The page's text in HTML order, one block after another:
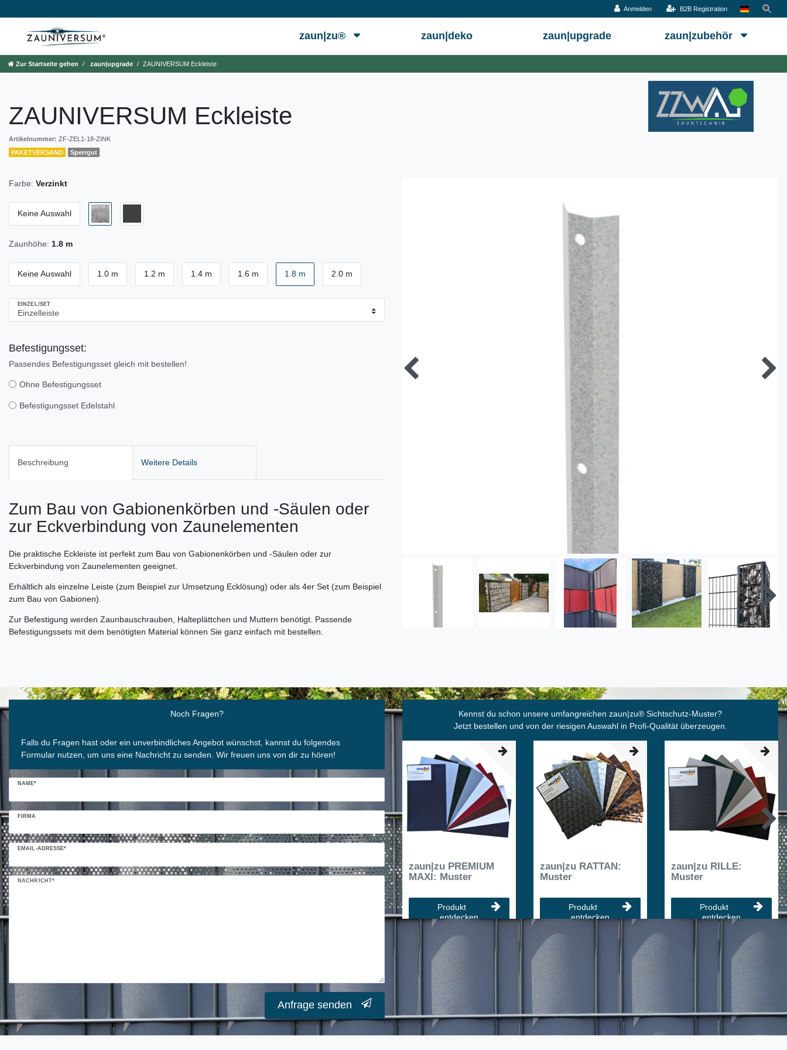
Anmelden B2B Registration
zaun|zu® zaun|deko zaun|upgrade zaun|zubehör
Zur Startseite gehen zaun|upgrade ZAUNIVERSUM Eckleiste
ZAUNIVERSUM Eckleiste
Artikelnummer: ZF-ZEL1-18-ZINK
PAKETVERSAND
Sperrgut
Farbe: Verzinkt
Keine Auswahl
Zaunhöhe: 1.8 m
Keine Auswahl 1.0 m 1.2 m 1.4 m 1.6 m 1.8 m 2.0 m
EINZEL/SET
Befestigungsset:
Passendes Befestigungsset gleich mit bestellen!
Ohne Befestigungsset
Befestigungsset Edelstahl
Beschreibung Weitere Details
Zum Bau von Gabionenkörben und -Säulen oder
zur Eckverbindung von Zaunelementen
Die praktische Eckleiste ist perfekt zum Bau von Gabionenkörben und -Säulen oder zur
Eckverbindung von Zaunelementen geeignet.
Erhältlich als einzelne Leiste (zum Beispiel zur Umsetzung Ecklösung) oder als 4er Set (zum Beispiel
zum Bau von Gabionen).
Zur Befestigung werden Zaunbauschrauben, Halteplättchen und Muttern benötigt. Passende
Befestigungssets mit dem benötigten Material können Sie ganz einfach mit bestellen.
Noch Fragen?
Falls du Fragen hast oder ein unverbindliches Angebot wünschst, kannst du folgendes
Formular nutzen, um uns eine Nachricht zu senden. Wir freuen uns von dir zu hören!
NAME*
FIRMA
EMAIL-ADRESSE*
NACHRICHT*
Ceres::Template.mailFormHoneypotLabel
Anfrage senden
Kennst du schon unsere umfangreichen zaun|zu® Sichtschutz-Muster?
Jetzt bestellen und von der riesigen Auswahl in Profi-Qualität überzeugen.
zaun|zu PREMIUM
MAXI: Muster
Produkt
entdecken
zaun|zu RATTAN:
Muster
Produkt
entdecken
zaun|zu RILLE:
Muster
Produkt
entdecken